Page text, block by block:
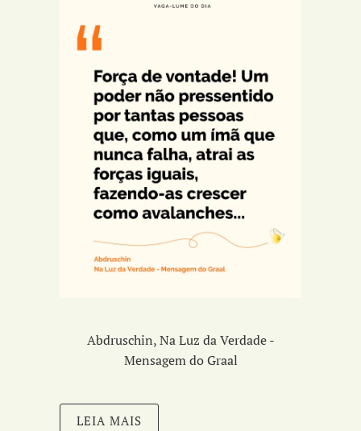
Abdruschin, Na Luz da Verdade -
Mensagem do Graal
LEIA MAIS